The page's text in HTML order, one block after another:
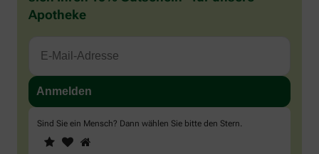
Apotheke
Sind Sie ein Mensch? Dann wählen Sie bitte den Stern.
Sind
Sie
1 2